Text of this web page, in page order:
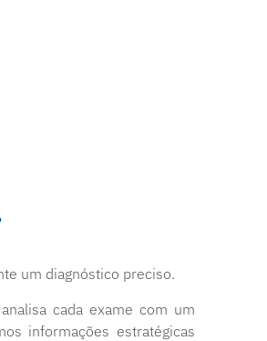
um diagnóstico preciso.
cada exame com um
informações estratégicas